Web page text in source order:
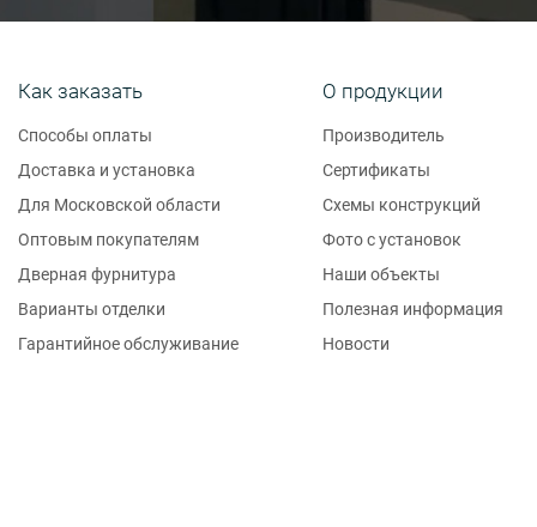
Как заказать
Способы оплаты
Доставка и установка
Для Московской области
Оптовым покупателям
Дверная фурнитура
Варианты отделки
Гарантийное обслуживание
О продукции
Производитель
Сертификаты
Схемы конструкций
Фото с установок
Наши объекты
Полезная информация
Новости